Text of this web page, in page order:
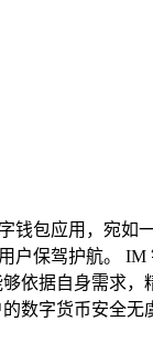
钱包应用，宛如
户保驾护航。
依据自身需求
数字货币安全无